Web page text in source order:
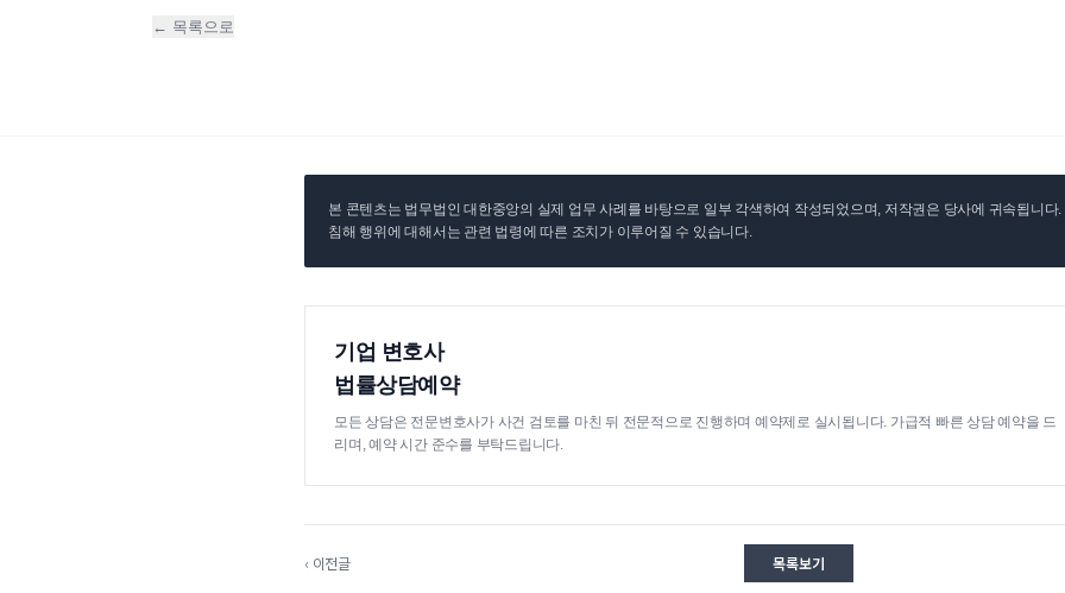
← 목록으로
본 콘텐츠는 법무법인 대한중앙의 실제 업무 사례를 바탕으로 일부 각색하여 작성되었으며, 저작권은 당사에 귀속됩니다
침해 행위에 대해서는 관련 법령에 따른 조치가 이루어질 수 있습니다.
기업 변호사
법률상담예약
모든 상담은 전문변호사가 사건 검토를 마친 뒤 전문적으로 진행하며 예약제로 실시됩니다. 가급적 빠른 상담 예약을 드
리며, 예약 시간 준수를 부탁드립니다.
‹ 이전글 목록보기